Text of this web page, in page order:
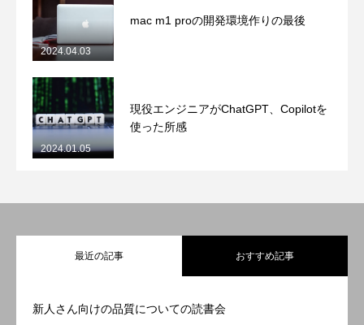
mac m1 proの開発環境作りの最後
2024.04.03
現役エンジニアがChatGPT、Copilotを
使った所感
2024.01.05
最近の記事 おすすめ記事
新人さん向けの品質についての読書会